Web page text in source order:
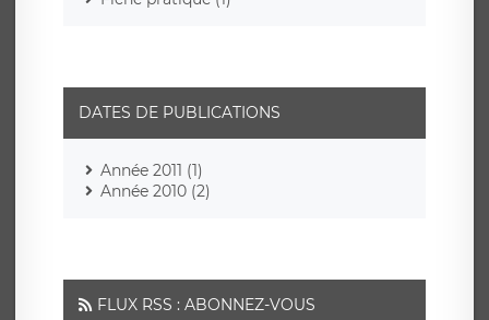
DATES DE PUBLICATIONS
Année 2011 (1)
Année 2010 (2)
FLUX RSS : ABONNEZ-VOUS